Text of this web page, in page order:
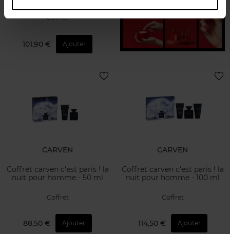
Coffret
101,90 € Ajouter
CARVEN
Coffret carven c'est paris ! la
nuit pour homme - 50 ml
Coffret
88,50 € Ajouter
CARVEN
Coffret carven c'est paris ! la
nuit pour homme - 100 ml
Coffret
114,50 € Ajouter